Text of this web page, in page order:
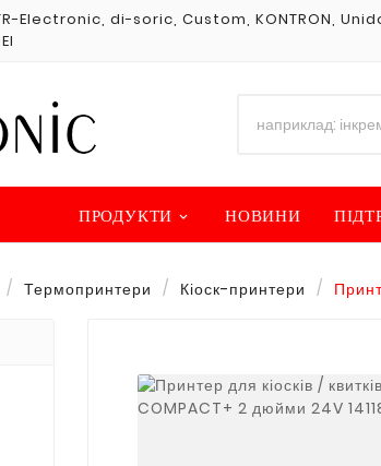
Electronic, di-soric, Custom, KONTRON,
ПРОДУКТИ НОВИНИ
Термопринтери Кіоск-принтери